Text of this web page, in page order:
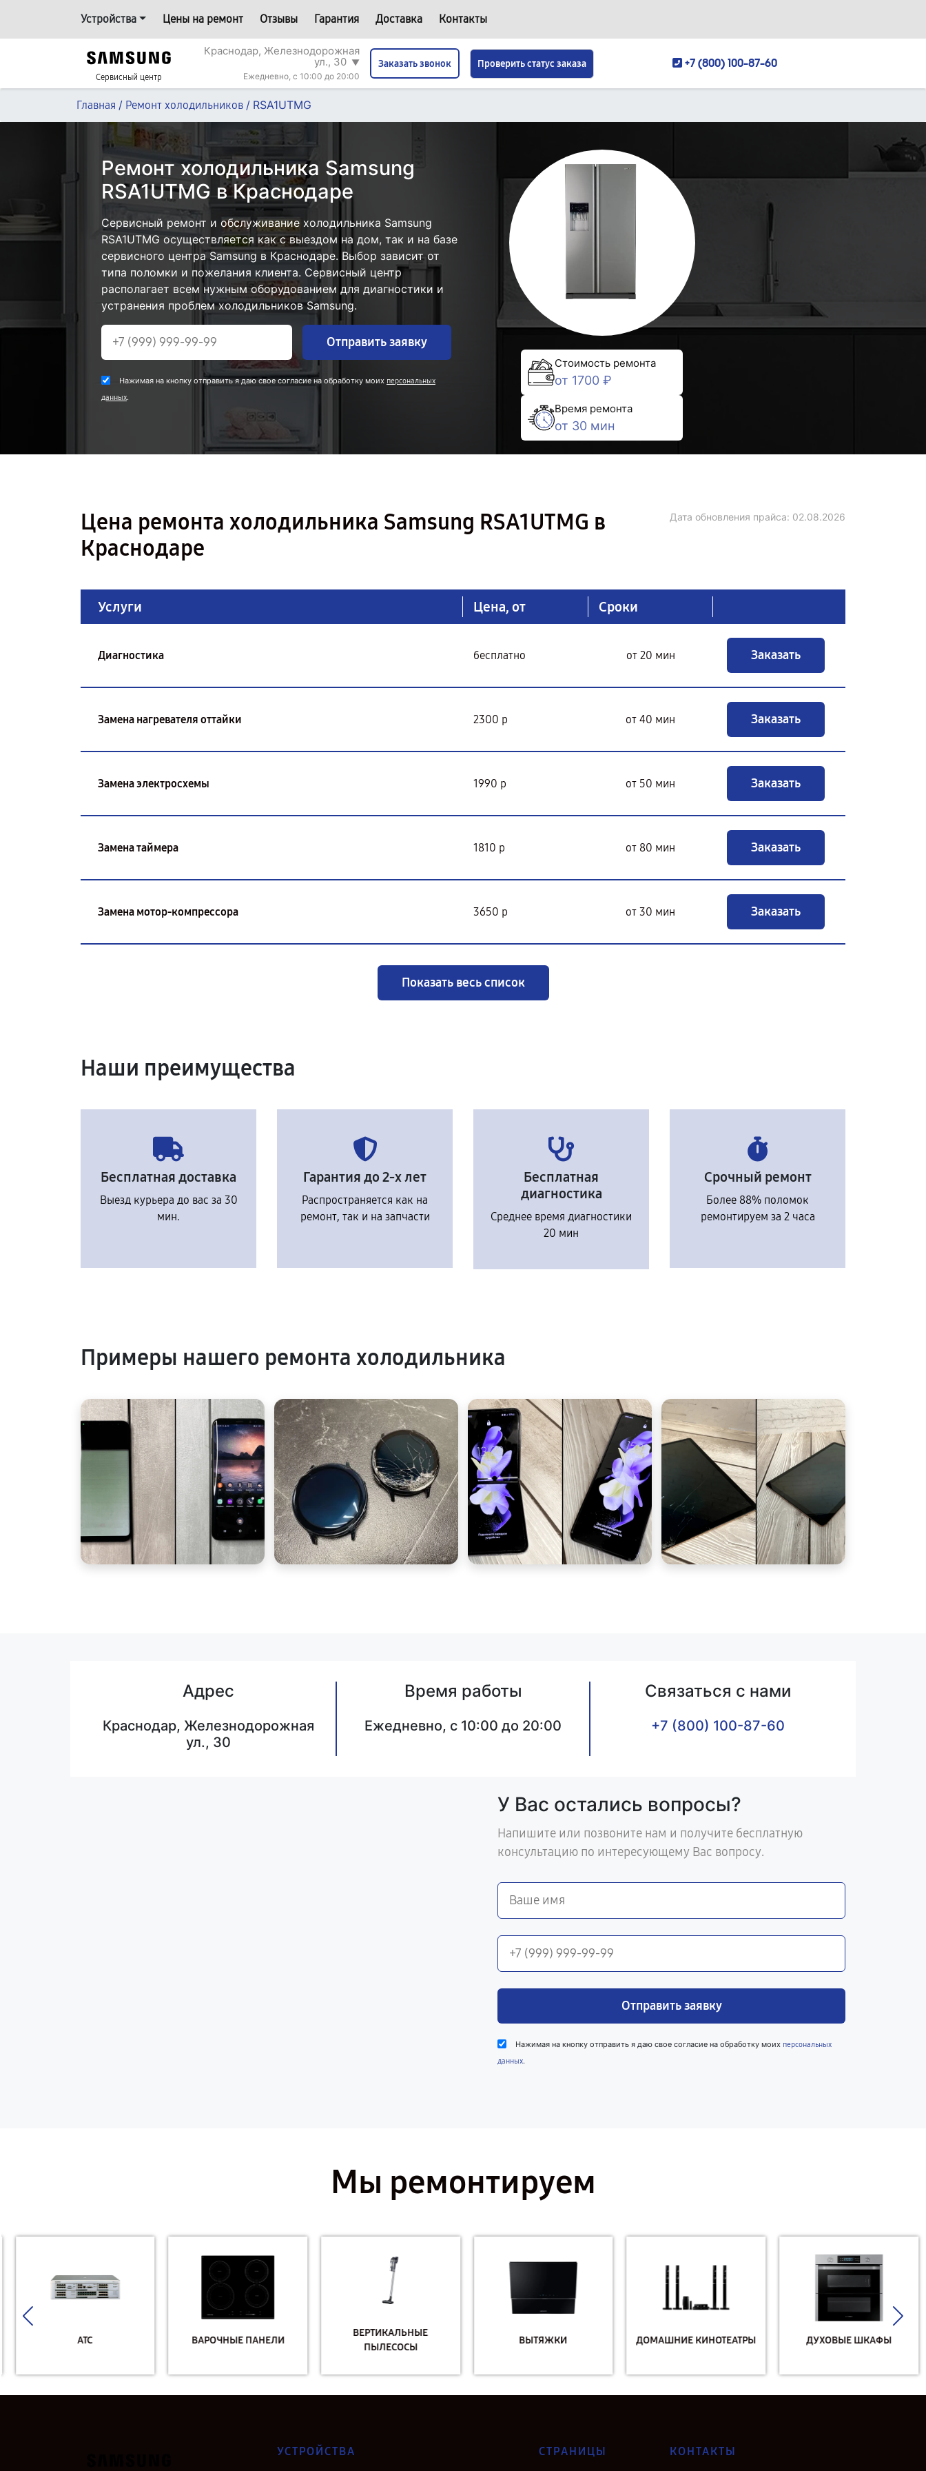
Устройства Цены на ремонт Отзывы Гарантия Доставка Контакты
Сервисный центр
Краснодар, Железнодорожная
ул., 30 ▼
Ежедневно, с 10:00 до 20:00
Заказать звонок Проверить статус заказа +7 (800) 100-87-60
Главная / Ремонт холодильников / RSA1UTMG
Ремонт холодильника Samsung
RSA1UTMG в Краснодаре
Сервисный ремонт и обслуживание холодильника Samsung
RSA1UTMG осуществляется как с выездом на дом, так и на базе
сервисного центра Samsung в Краснодаре. Выбор зависит от
типа поломки и пожелания клиента. Сервисный центр
располагает всем нужным оборудованием для диагностики и
устранения проблем холодильников Samsung.
Отправить заявку
Нажимая на кнопку отправить я даю свое согласие на обработку моих персональных
данных.
Стоимость ремонта
от 1700 ₽
Время ремонта
от 30 мин
Цена ремонта холодильника Samsung RSA1UTMG в
Краснодаре
Дата обновления прайса: 02.08.2026
Услуги Цена, от Сроки
Диагностика бесплатно от 20 мин Заказать
Замена нагревателя оттайки 2300 р от 40 мин Заказать
Замена электросхемы 1990 р от 50 мин Заказать
Замена таймера 1810 р от 80 мин Заказать
Замена мотор-компрессора 3650 р от 30 мин Заказать
Показать весь список
Наши преимущества
Бесплатная доставка
Выезд курьера до вас за 30
мин.
Гарантия до 2-х лет
Распространяется как на
ремонт, так и на запчасти
Бесплатная
диагностика
Среднее время диагностики
20 мин
Срочный ремонт
Более 88% поломок
ремонтируем за 2 часа
Примеры нашего ремонта холодильника
Адрес
Краснодар, Железнодорожная
ул., 30
Время работы
Ежедневно, с 10:00 до 20:00
Связаться с нами
+7 (800) 100-87-60
У Вас остались вопросы?
Напишите или позвоните нам и получите бесплатную
консультацию по интересующему Вас вопросу.
Отправить заявку
Нажимая на кнопку отправить я даю свое согласие на обработку моих персональных
данных.
Мы ремонтируем
АТС ВАРОЧНЫЕ ПАНЕЛИ
ВЕРТИКАЛЬНЫЕ
ПЫЛЕСОСЫ
ВЫТЯЖКИ ДОМАШНИЕ КИНОТЕАТРЫ ДУХОВЫЕ ШКАФЫ
УСТРОЙСТВА СТРАНИЦЫ КОНТАКТЫ